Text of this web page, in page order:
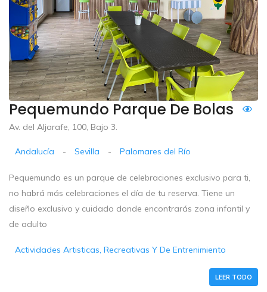
Pequemundo Parque De Bolas
Av. del Aljarafe, 100, Bajo 3.
Andalucía - Sevilla - Palomares del Río
Pequemundo es un parque de celebraciones exclusivo para ti,
no habrá más celebraciones el día de tu reserva. Tiene un
diseño exclusivo y cuidado donde encontrarás zona infantil y
de adulto
Actividades Artisticas, Recreativas Y De Entrenimiento
LEER TODO